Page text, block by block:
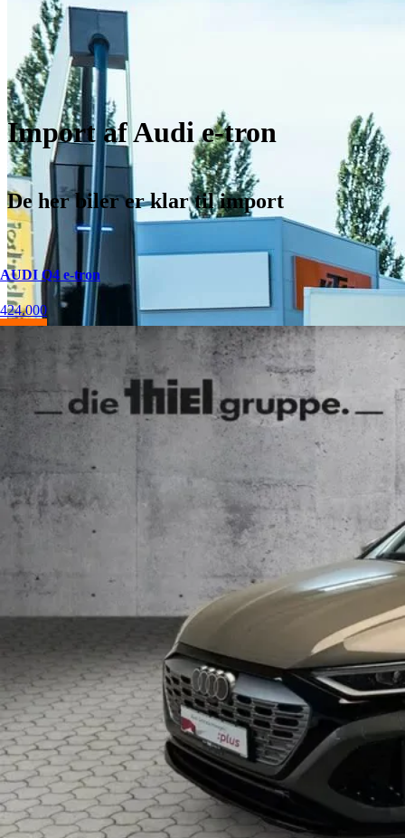
Import af Audi e-tron
De her biler er klar til import
AUDI Q4 e-tron
424.000